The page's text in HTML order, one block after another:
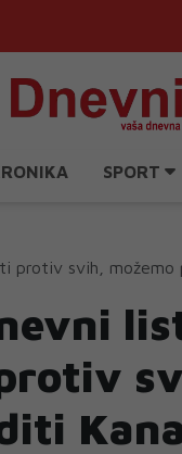
SPORT
protiv svih, možemo